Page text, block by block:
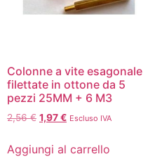
Colonne a vite esagonale
filettate in ottone da 5
pezzi 25MM + 6 M3
2,56€ 1,97€ Escluso IVA
Aggiungi al carrello